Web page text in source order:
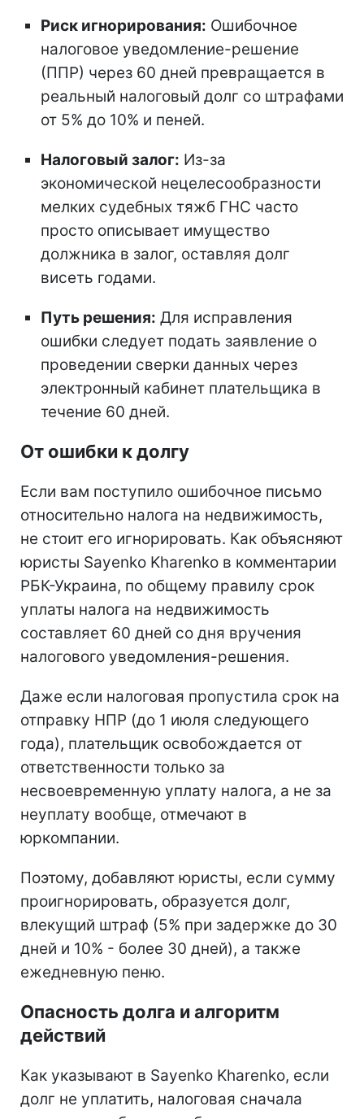
Риск игнорирования: Ошибочное
налоговое уведомление-решение
(ППР) через 60 дней превращается в
реальный налоговый долг со штрафами
от 5% до 10% и пеней.
Налоговый залог: Из-за
экономической нецелесообразности
мелких судебных тяжб ГНС часто
просто описывает имущество
должника в залог, оставляя долг
висеть годами.
Путь решения: Для исправления
ошибки следует подать заявление о
проведении сверки данных через
электронный кабинет плательщика в
течение 60 дней.
От ошибки к долгу
Если вам поступило ошибочное письмо
относительно налога на недвижимость,
не стоит его игнорировать. Как объясняют
юристы Sayenko Kharenko в комментарии
РБК-Украина, по общему правилу срок
уплаты налога на недвижимость
составляет 60 дней со дня вручения
налогового уведомления-решения.
Даже если налоговая пропустила срок на
отправку НПР (до 1 июля следующего
года), плательщик освобождается от
ответственности только за
несвоевременную уплату налога, а не за
неуплату вообще, отмечают в
юркомпании.
Поэтому, добавляют юристы, если сумму
проигнорировать, образуется долг,
влекущий штраф (5% при задержке до 30
дней и 10% - более 30 дней), а также
ежедневную пеню.
Опасность долга и алгоритм
действий
Как указывают в Sayenko Kharenko, если
долг не уплатить, налоговая сначала